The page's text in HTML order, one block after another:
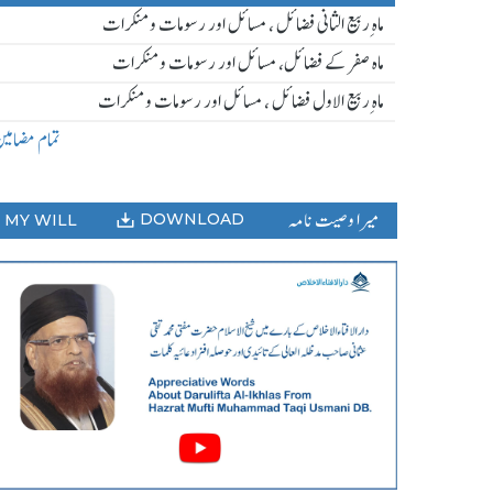
ماہ ِربیع الثانی فضائل ، مسائل اور رسومات و منکرات
ماہ صفر کے فضائل، مسائل اور رسومات و منکرات
ماہ ِربیع الاول فضائل ، مسائل اور رسومات و منکرات
تمام
MY WILL DOWNLOAD میرا وصیت نامہ